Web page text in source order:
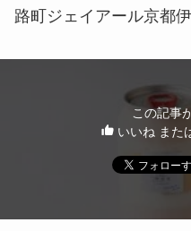
路町ジェイアール京都
この記事
いいね また